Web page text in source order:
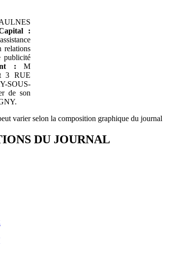
:
relations
publicité
: M
3 RUE
SOUS-
de son
varier selon la composition graphique du journal
DU JOURNAL